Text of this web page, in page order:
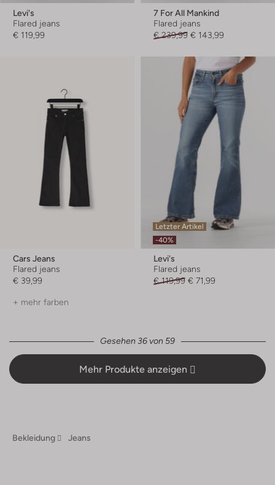
Levi's
Flared jeans
€ 119,99
7 For All Mankind
Flared jeans
€ 239,99 € 143,99
Cars Jeans
Flared jeans
€ 39,99
+ mehr farben
Letzter Artikel
-40%
Levi's
Flared jeans
€ 119,99 € 71,99
Gesehen 36 von 59
Mehr Produkte anzeigen
Bekleidung Jeans